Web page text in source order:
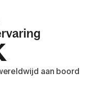
aan boord